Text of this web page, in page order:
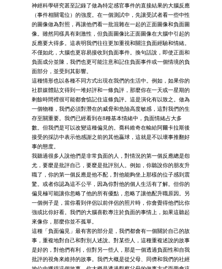
神經科學研究甚至記錄了做為特定感官事件的直接結果的大腦反應
（事件相關電位）的強度。在一個測試中，先讓受試者看一些中性
的圖像做為對照，再讓他們看一批混雜在一起的正面圖像和負面圖
像。雖然同樣具有刺激性，但負面圖像比正面圖像在大腦中引起的
反應要大得多。這表明我們往往更加重視和關注負面經驗和情緒。
不僅如此，大腦也更容易接收到負面事件。換句話說，即使正面和
負面成分並陳，我們也更可能注意和記住負面事件或一個情境的負
面部分，並受到其影響。
這種情形也以各種不同方式出現在我們的生活中。例如，如果你的
社群媒體貼文得到一堆好評和一條負評，那麼你在一天或一星期的
剩餘時間裡很可能都會惦記住這條負評。這是演化有以致之。做為
一個物種，我們必須對潛在的威脅和危險高度敏感，這對我們的生
存至關重要。我們已經看到在8種基本情緒中，負面情緒占大多
數。但我們是可以改變這種偏見的。喬科維奇在輸給阿爾卡拉斯後
接受的採訪中表示他感謝之前的其他贏球，這就是不以壞事推翻好
事的態度。
我聽過很多人說他們是非常負面的人，對情況的第一個反應總是怨
尤，要麼是批評自己，要麼是批評別人。例如，你聽說你的朋友升
職了，你的第一個反應是他不配，對他能夠坐上那樣的位子感到震
驚。或者你認為這不公平，因為你對他的個人生活有了解。但你的
偏見極可能讓你忽略了他的所有優點，忽略了讓他配升職原因。另
一個例子是，當你看到伴侶以前伴侶的照片時，你會覺得他們比你
強或比你好看。我們的大腦喜歡專注於負面的事情上，如果這聽起
來像你，那麼你並不孤單。
這種「負面偏見」最有害的部分是，我們都會有一個關於自己的故
事，重複地對自己和對別人述說。對某些人，這種重複述說的故事
是好的，對他們有利，但對另一些人，那是一個透過負面性和自我
批評的視角來維持的故事。我們大概是從父母、同儕和我們的社經